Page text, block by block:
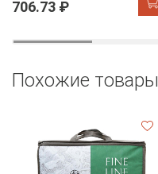
706.73 ₽
Похожие товары